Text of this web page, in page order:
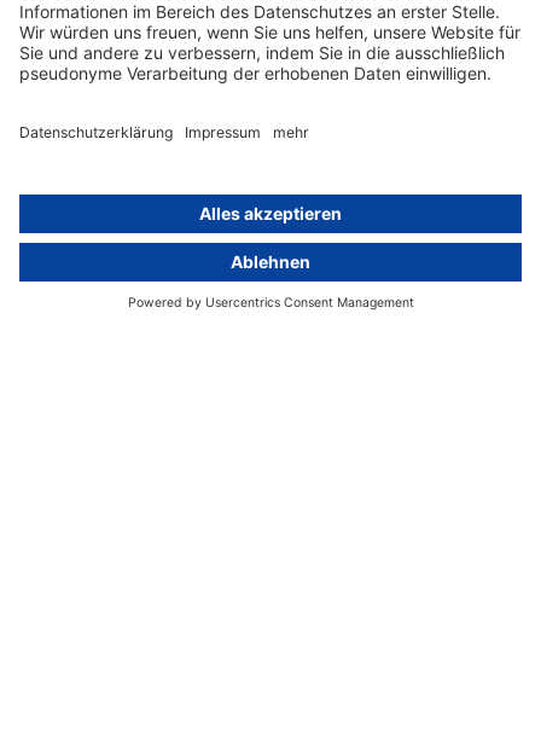
Services
EU-Vertreter
Künstliche Intelligenz
Whistleblowing-Ombudsperson
Ressourcen
Ratgeber und Artikel
Datenschutzvergleich
Gruppe